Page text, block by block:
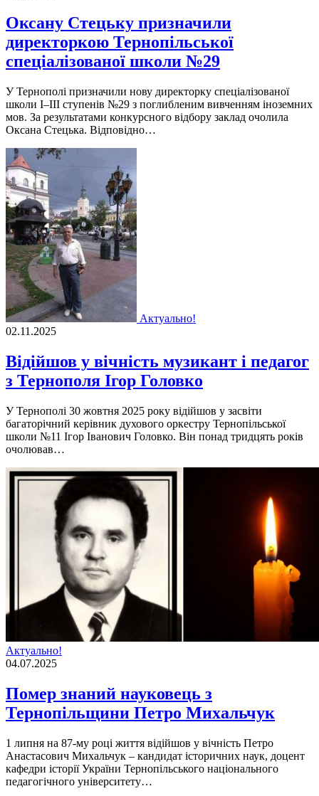
Оксану Стецьку призначили
директоркою Тернопільської
спеціалізованої школи №29
У Тернополі призначили нову директорку спеціалізованої
школи І–ІІІ ступенів №29 з поглибленим вивченням іноземних
мов. За результатами конкурсного відбору заклад очолила
Оксана Стецька. Відповідно…
Актуально!
02.11.2025
Відійшов у вічність музикант і педагог
з Тернополя Ігор Головко
У Тернополі 30 жовтня 2025 року відійшов у засвіти
багаторічний керівник духового оркестру Тернопільської
школи №11 Ігор Іванович Головко. Він понад тридцять років
очолював…
Актуально!
04.07.2025
Помер знаний науковець з
Тернопільщини Петро Михальчук
1 липня на 87-му році життя відійшов у вічність Петро
Анастасович Михальчук – кандидат історичних наук, доцент
кафедри історії України Тернопільського національного
педагогічного університету…